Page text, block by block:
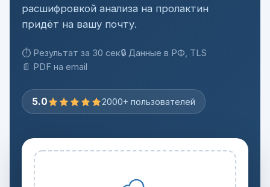
расшифровкой анализа на пролактин
придёт на вашу почту.
⏱ Результат за 30 сек🔒 Данные в РФ, TLS
📄 PDF на email
5.0 2000+ пользователей